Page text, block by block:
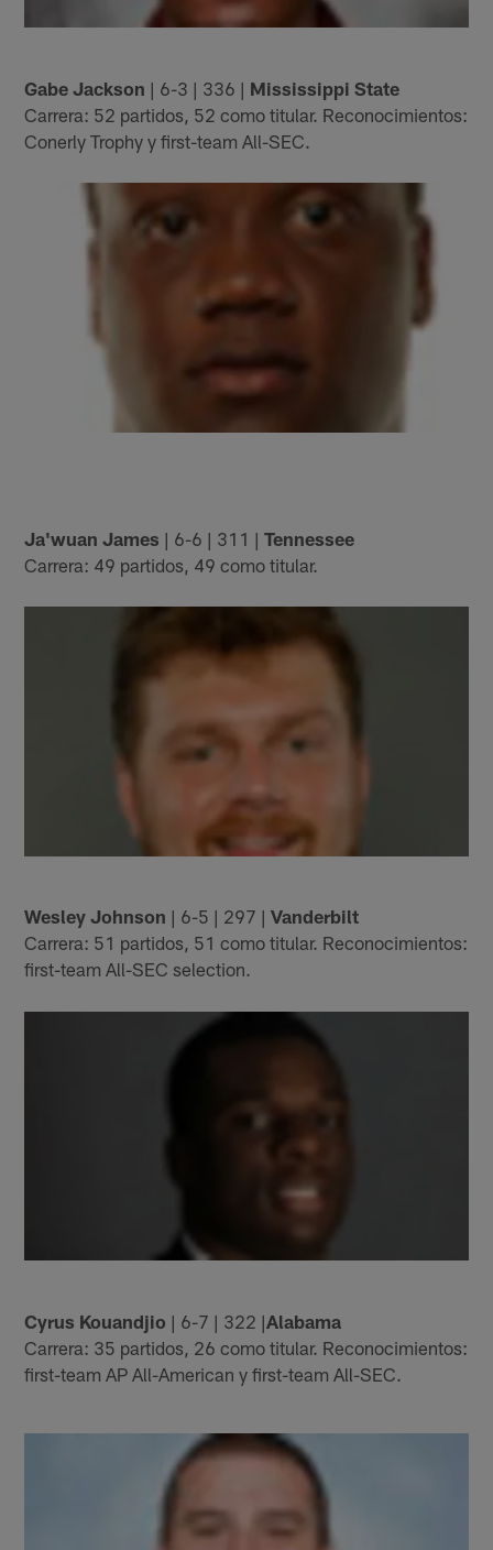
Gabe Jackson | 6-3 | 336 | Mississippi State
Carrera: 52 partidos, 52 como titular. Reconocimientos:
Conerly Trophy y first-team All-SEC.
Ja'wuan James | 6-6 | 311 |Tennessee
Carrera: 49 partidos, 49 como titular.
Wesley Johnson | 6-5 | 297 |Vanderbilt
Carrera: 51 partidos, 51 como titular. Reconocimientos:
first-team All-SEC selection.
Cyrus Kouandjio | 6-7 | 322 |Alabama
Carrera: 35 partidos, 26 como titular. Reconocimientos:
first-team AP All-American y first-team All-SEC.